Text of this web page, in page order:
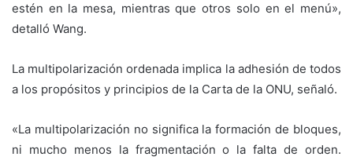
estén en la mesa, mientras que otros solo en el menú»,
detalló Wang.
La multipolarización ordenada implica la adhesión de todos
a los propósitos y principios de la Carta de la ONU, señaló.
«La multipolarización no significa la formación de bloques,
ni mucho menos la fragmentación o la falta de orden.